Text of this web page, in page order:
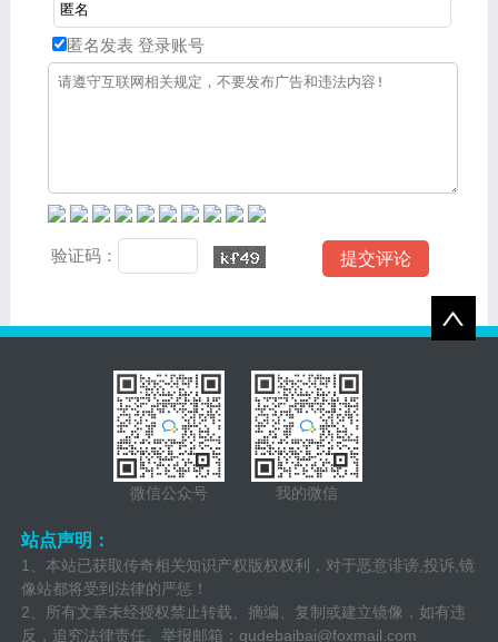
匿名发表 登录账号
验证码：
微信公众号 我的微信
站点声明：
1、本站已获取传奇相关知识产权版权权利，对于恶意诽谤,投诉,镜
像站都将受到法律的严惩！
2、所有文章未经授权禁止转载、摘编、复制或建立镜像，如有违
反，追究法律责任。举报邮箱： gudebaibai@foxmail.com